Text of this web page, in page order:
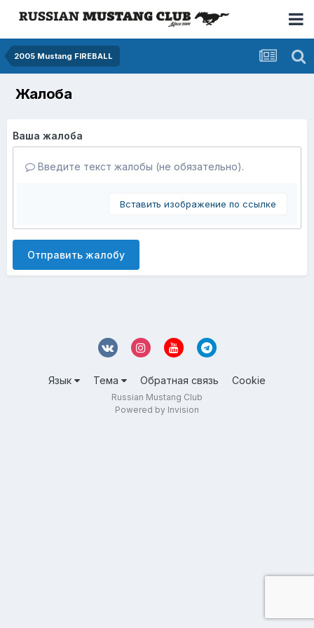
2005 Mustang FIREBALL
Жалоба
Ваша жалоба
Введите текст жалобы (не обязательно).
Вставить изображение по ссылке
Отправить жалобу
Язык Тема Обратная связь Cookie
Russian Mustang Club
Powered by Invision